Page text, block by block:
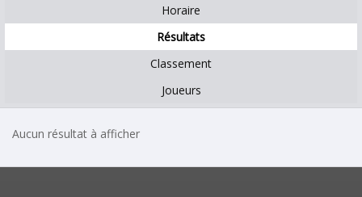
Horaire
Résultats
Classement
Joueurs
Aucun résultat à afficher